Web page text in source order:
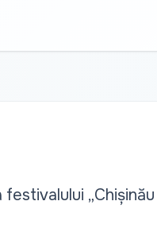
„Chișinău